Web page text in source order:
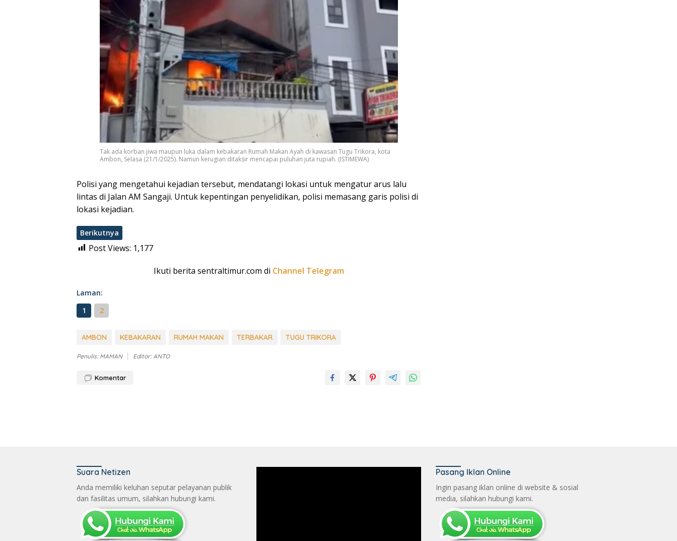
Tak ada korban jiwa maupun luka dalam kebakaran Rumah Makan Ayah di kawasan Tugu Trikora, kota
Ambon, Selasa (21/1/2025). Namun kerugian ditaksir mencapai puluhan juta rupiah. (ISTIMEWA)
Polisi yang mengetahui kejadian tersebut, mendatangi lokasi untuk mengatur arus lalu
lintas di Jalan AM Sangaji. Untuk kepentingan penyelidikan, polisi memasang garis polisi di
lokasi kejadian.
Berikutnya
Post Views: 1,177
Ikuti berita sentraltimur.com di Channel Telegram
Laman:
1
2
AMBON KEBAKARAN RUMAH MAKAN TERBAKAR TUGU TRIKORA
Penulis: MAMAN Editor: ANTO
Komentar
Suara Netizen
Anda memiliki keluhan seputar pelayanan publik
dan fasilitas umum, silahkan hubungi kami.
Pasang Iklan Online
Ingin pasang iklan online di website & sosial
media, silahkan hubungi kami.